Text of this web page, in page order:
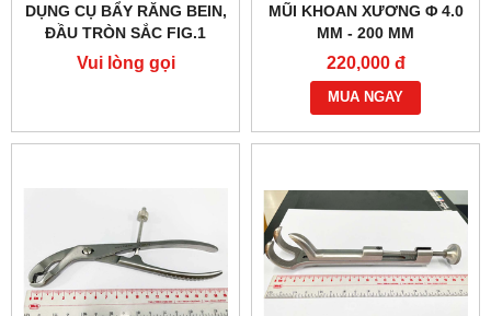
DỤNG CỤ BẨY RĂNG BEIN,
ĐẦU TRÒN SẮC FIG.1
HILBRO 62.503.03
Vui lòng gọi
MŨI KHOAN XƯƠNG Φ 4.0
MM - 200 MM
220,000 đ
MUA NGAY